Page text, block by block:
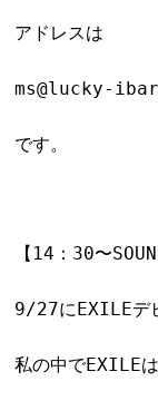
アドレスは
ms@lucky-
です。
【14：30〜
9/27にEXILEデ
私の中でEXILE